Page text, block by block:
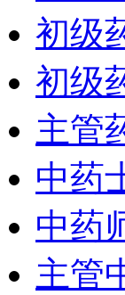
初级
初级
主管
中药
中药
主管